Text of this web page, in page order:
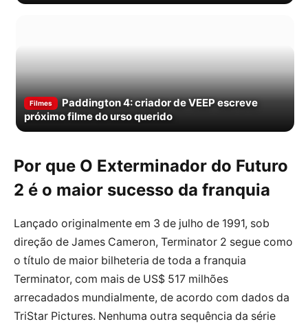
Filmes
Paddington 4: criador de VEEP escreve
próximo filme do urso querido
Por que O Exterminador do Futuro
2 é o maior sucesso da franquia
Lançado originalmente em 3 de julho de 1991, sob
direção de James Cameron, Terminator 2 segue como
o título de maior bilheteria de toda a franquia
Terminator, com mais de US$ 517 milhões
arrecadados mundialmente, de acordo com dados da
TriStar Pictures. Nenhuma outra sequência da série